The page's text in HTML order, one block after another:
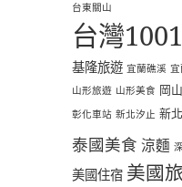
台東關山
台灣
基隆旅遊 宜蘭礁溪 宜
山形旅遊 山形美食 岡
彰化車站 新北汐止 新
泰國美食 涼麵
美國住宿 美國